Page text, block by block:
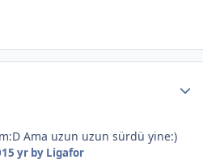
Ama uzun uzun sürdü yine:)
15 yrby Ligafor